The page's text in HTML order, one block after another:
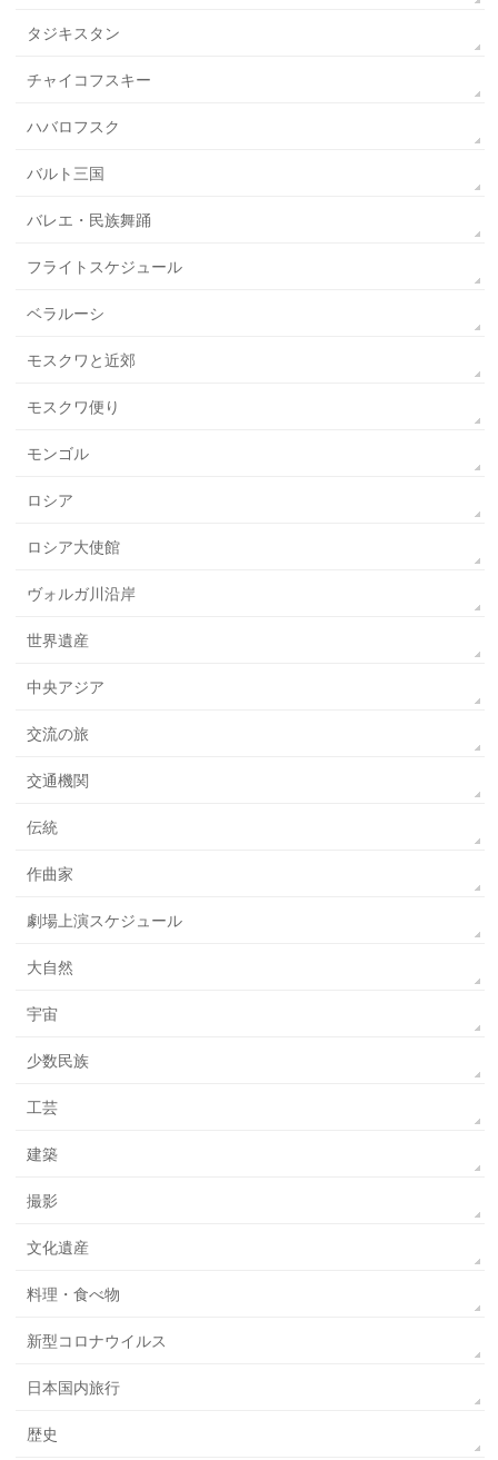
タジキスタン
チャイコフスキー
ハバロフスク
バルト三国
バレエ・民族舞踊
フライトスケジュール
ベラルーシ
モスクワと近郊
モスクワ便り
モンゴル
ロシア
ロシア大使館
ヴォルガ川沿岸
世界遺産
中央アジア
交流の旅
交通機関
伝統
作曲家
劇場上演スケジュール
大自然
宇宙
少数民族
工芸
建築
撮影
文化遺産
料理・食べ物
新型コロナウイルス
日本国内旅行
歴史